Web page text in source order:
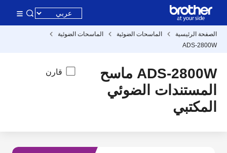
الصفحة الرئيسية الماسحات الضوئية
الماسحات الضوئية
ADS-2800W
ADS-2800W ماسح
المستندات الضوئي
المكتبي
قارن